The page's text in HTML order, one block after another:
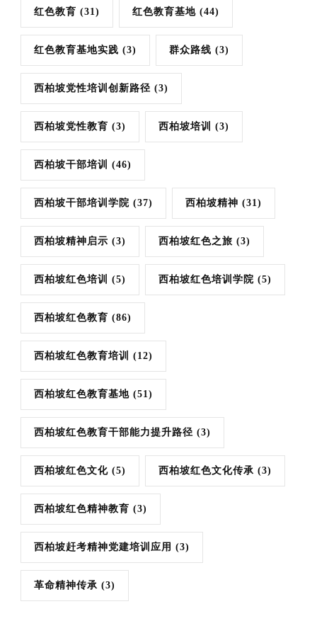
红色教育 (31) 红色教育基地 (44)
红色教育基地实践 (3) 群众路线 (3)
西柏坡党性培训创新路径 (3)
西柏坡党性教育 (3) 西柏坡培训 (3)
西柏坡干部培训 (46)
西柏坡干部培训学院 (37) 西柏坡精神 (31)
西柏坡精神启示 (3) 西柏坡红色之旅 (3)
西柏坡红色培训 (5) 西柏坡红色培训学院 (5)
西柏坡红色教育 (86)
西柏坡红色教育培训 (12)
西柏坡红色教育基地 (51)
西柏坡红色教育干部能力提升路径 (3)
西柏坡红色文化 (5) 西柏坡红色文化传承 (3)
西柏坡红色精神教育 (3)
西柏坡赶考精神党建培训应用 (3)
革命精神传承 (3)